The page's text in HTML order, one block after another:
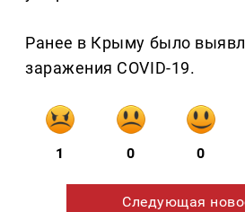
Ранее в Крыму было
заражения COVID-19.
1 0 0
Следующая